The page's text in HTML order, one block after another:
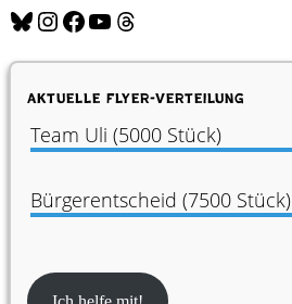
BlueskyInstagram
Facebook
YouTubeThreads
Aktuelle Flyer-Verteilung
Team Uli (5000 Stück)
Bürgerentscheid (7500 Stück)